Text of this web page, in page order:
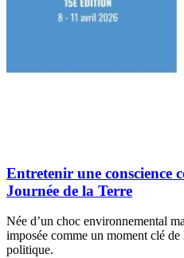
Entretenir une conscience
Journée de la Terre
Née d’un choc environnemental
imposée comme un moment clé de
politique.